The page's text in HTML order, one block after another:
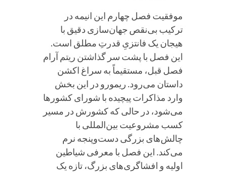
موفقیت فصل چهارم این انیمه در
ترکیب بی‌نقص جهان‌سازی دقیق با
هیجان یک فانتزیِ قدرتِ مطلق است.
این فصل با پشت سر گذاشتن ریتم آرام
فصل قبل، مستقیماً به سراغ اکشن
داستان می‌رود. ریمورو در این بخش
وارد مذاکرات پیچیده با شورای کشورها
می‌شود، در حالی که کشورش در مسیر
کسب مشروعیت بین‌المللی با
چالش‌های بزرگی دست‌وپنجه نرم
می‌کند. این فصل با معرفی شیاطین
اولیه و افشاگری‌های بزرگ، تازه یک